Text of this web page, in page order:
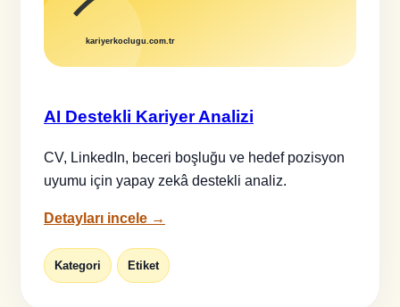
AI Destekli Kariyer Analizi
CV, LinkedIn, beceri boşluğu ve hedef pozisyon
uyumu için yapay zekâ destekli analiz.
Detayları incele →
Kategori Etiket